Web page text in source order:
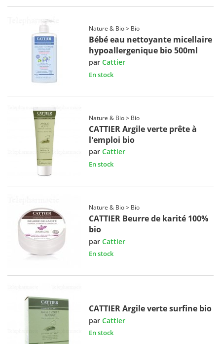
Nature & Bio > Bio
Bébé eau nettoyante micellaire
hypoallergenique bio 500ml
parCattier
En stock
Nature & Bio > Bio
CATTIER Argile verte prête à
l'emploi bio
parCattier
En stock
Nature & Bio > Bio
CATTIER Beurre de karité 100%
bio
parCattier
En stock
CATTIER Argile verte surfine bio
parCattier
En stock